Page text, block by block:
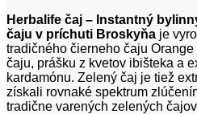
Herbalife čaj – Instantný
čaju v príchuti Broskyňa je
tradičného čierneho čaju
čaju, prášku z kvetov ibišteka a
kardamónu. Zelený čaj je tiež
získali rovnaké spektrum
tradične varených zelených